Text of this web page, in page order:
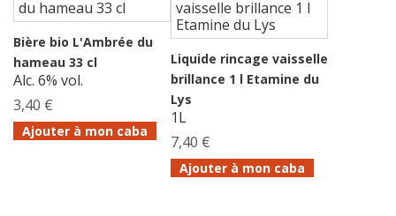
Bière bio L'Ambrée du
hameau 33 cl
Alc. 6% vol.
3,40 €
Ajouter à mon caba
Liquide rincage vaisselle
brillance 1 l Etamine du
Lys
1L
7,40 €
Ajouter à mon caba